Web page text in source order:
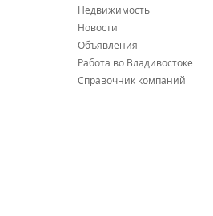
Недвижимость
Новости
Объявления
Работа во Владивостоке
Справочник компаний